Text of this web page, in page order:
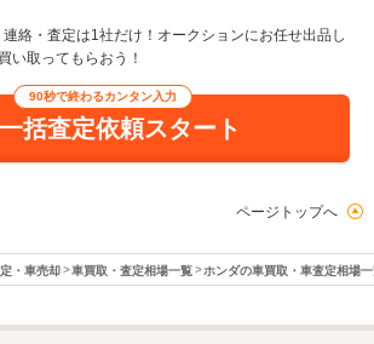
連絡・査定は1社だけ！オークションにお任せ出品し
い取ってもらおう！
90秒で終わるカンタン入力
一括査定依頼スタート
ページトップへ
・車売却 車買取・査定相場一覧 ホンダの車買取・車査定相場